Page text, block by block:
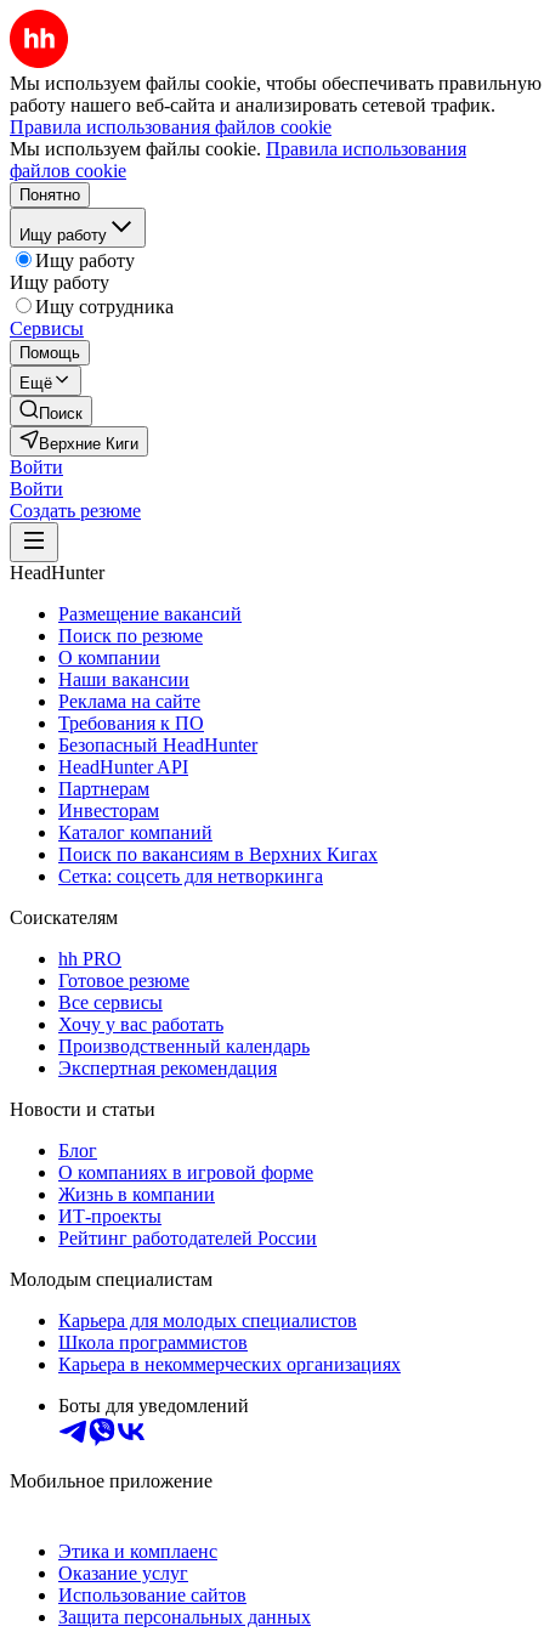
Мы используем файлы cookie, чтобы обеспечивать правильную
работу нашего веб-сайта и анализировать сетевой трафик.
Правила использования файлов cookie
Мы используем файлы cookie. Правила использования
файлов cookie
Понятно
Ищу работу
Ищу работу
Ищу работу
Ищу сотрудника
Сервисы
Помощь
Ещё
Поиск
Верхние Киги
Войти
Войти
Создать резюме
HeadHunter
Размещение вакансий
Поиск по резюме
О компании
Наши вакансии
Реклама на сайте
Требования к ПО
Безопасный HeadHunter
HeadHunter API
Партнерам
Инвесторам
Каталог компаний
Поиск по вакансиям в Верхних Кигах
Сетка: соцсеть для нетворкинга
Соискателям
hh PRO
Готовое резюме
Все сервисы
Хочу у вас работать
Производственный календарь
Экспертная рекомендация
Новости и статьи
Блог
О компаниях в игровой форме
Жизнь в компании
ИТ-проекты
Рейтинг работодателей России
Молодым специалистам
Карьера для молодых специалистов
Школа программистов
Карьера в некоммерческих организациях
Боты для уведомлений
Мобильное приложение
Этика и комплаенс
Оказание услуг
Использование сайтов
Защита персональных данных